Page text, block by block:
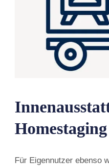
Homestaging
Für Eigennutzer ebenso